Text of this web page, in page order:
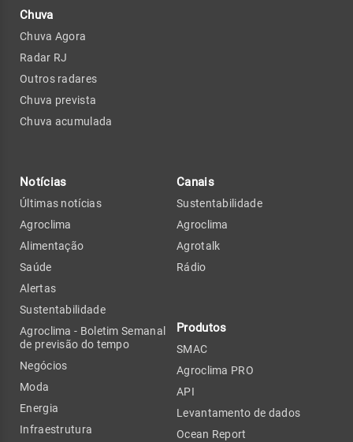
Chuva
Chuva Agora
Radar RJ
Outros radares
Chuva prevista
Chuva acumulada
Notícias
Últimas notícias
Agroclima
Alimentação
Saúde
Alertas
Sustentabilidade
Agroclima - Boletim Semanal
de previsão do tempo
Negócios
Moda
Energia
Infraestrutura
Canais
Sustentabilidade
Agroclima
Agrotalk
Rádio
Produtos
SMAC
Agroclima PRO
API
Levantamento de dados
Ocean Report